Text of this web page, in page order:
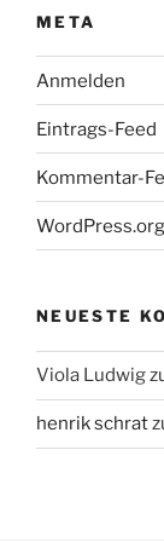
META
Anmelden
Eintrags-Feed
Kommentar-
WordPress.org
NEUESTE
Viola Ludwig
henrik schrat